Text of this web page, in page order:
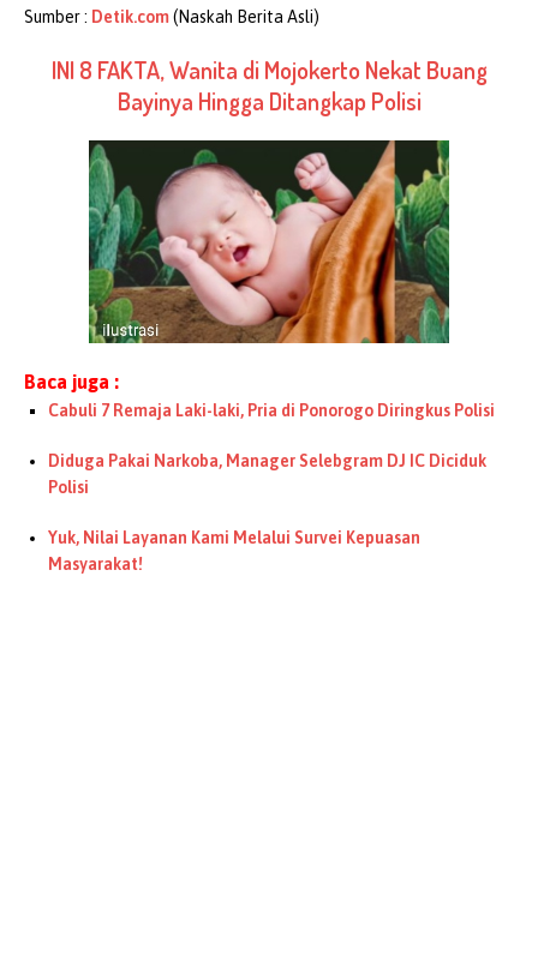
Sumber : Detik.com(Naskah Berita Asli)
INI 8 FAKTA, Wanita di Mojokerto Nekat Buang
Bayinya Hingga Ditangkap Polisi
Baca juga :
Cabuli 7 Remaja Laki-laki, Pria di Ponorogo Diringkus Polisi
Diduga Pakai Narkoba, Manager Selebgram DJ IC Diciduk
Polisi
Yuk, Nilai Layanan Kami Melalui Survei Kepuasan
Masyarakat!